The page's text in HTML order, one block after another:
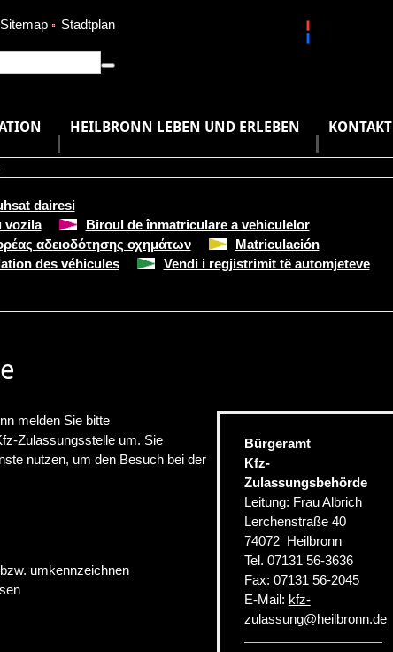
Sitemap Stadtplan
HEILBRONN LEBEN UND ERLEBEN KONTAKT
dairesi
vozila
Biroul de înmatriculare a vehiculelor
αδειοδότησης οχημάτων
Matriculación
des véhicules
Vendi i regjistrimit të automjeteve
melden Sie bitte
Zulassungsstelle um. Sie
nutzen, um den Besuch bei der
umkennzeichnen
Bürgeramt
Kfz-
Zulassungsbehörde
Leitung: Frau Albrich
Lerchenstraße 40
74072 Heilbronn
Tel. 07131 56-3636
Fax: 07131 56-2045
E-Mail: kfz-
zulassung@heilbronn.de